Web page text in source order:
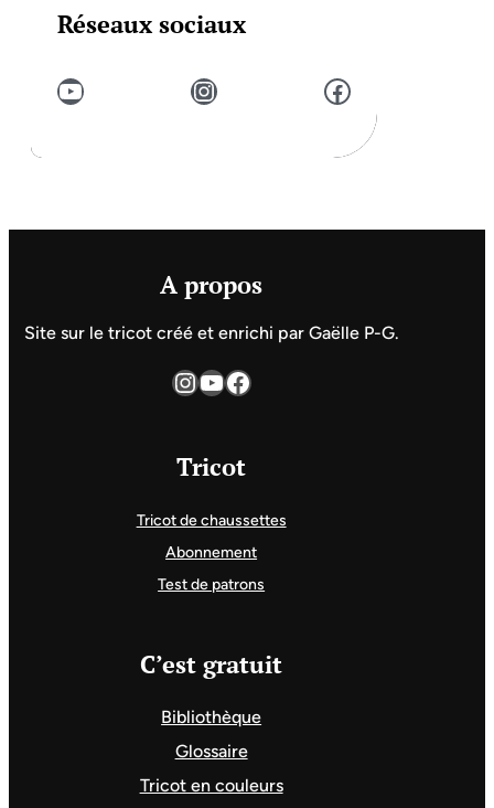
Réseaux sociaux
YouTube Instagram Facebook
A propos
Site sur le tricot créé et enrichi par Gaëlle P-G.
InstagramYouTube Facebook
Tricot
Tricot de chaussettes
Abonnement
Test de patrons
C’est gratuit
Bibliothèque
Glossaire
Tricot en couleurs